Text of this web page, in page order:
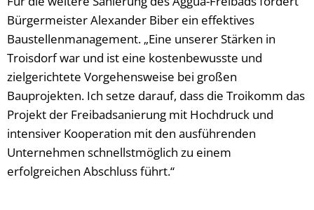
Bürgermeister Alexander Biber ein effektives
Baustellenmanagement. „Eine unserer Stärken in
Troisdorf war und ist eine kostenbewusste und
zielgerichtete Vorgehensweise bei großen
Bauprojekten. Ich setze darauf, dass die Troikomm das
Projekt der Freibadsanierung mit Hochdruck und
intensiver Kooperation mit den ausführenden
Unternehmen schnellstmöglich zu einem
erfolgreichen Abschluss führt.“